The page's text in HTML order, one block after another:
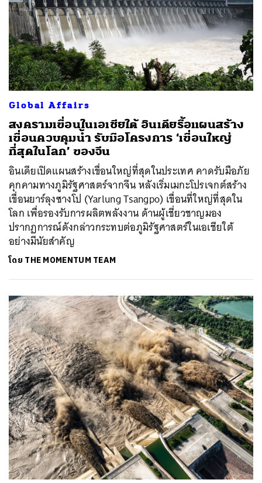
Global Affairs
สงครามเขื่อนในเอเชียใต้ อินเดียรื้อแผนสร้าง
เขื่อนควบคุมน้ำ รับมือโครงการ ‘เขื่อนใหญ่
ที่สุดในโลก’ ของจีน
อินเดียเปิดแผนสร้างเขื่อนใหญ่ที่สุดในประเทศ คาดรับมือภัย
คุกคามทางภูมิรัฐศาสตร์จากจีน หลังเริ่มเมกะโปรเจกต์สร้าง
เขื่อนยาร์ลุงซางโป (Yarlung Tsangpo) เขื่อนที่ใหญ่ที่สุดใน
โลก เพื่อรองรับการผลิตพลังงาน ด้านผู้เชี่ยวชาญมอง
ปรากฏการณ์ดังกล่าวกระทบต่อภูมิรัฐศาสตร์ในเอเชียใต้
อย่างมีนัยสำคัญ
โดย THE MOMENTUM TEAM